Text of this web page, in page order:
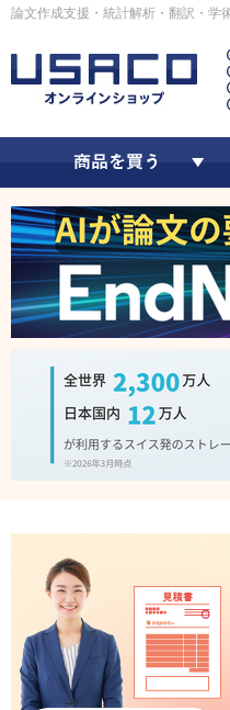
論文作成支援・統計解析・翻訳・学